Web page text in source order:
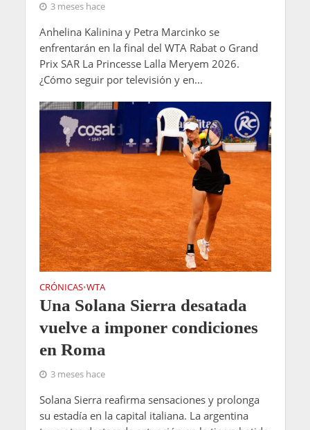
3 meses hace
Anhelina Kalinina y Petra Marcinko se
enfrentarán en la final del WTA Rabat o Grand
Prix SAR La Princesse Lalla Meryem 2026.
¿Cómo seguir por televisión y en...
CRÓNICAS•WTA
Una Solana Sierra desatada
vuelve a imponer condiciones
en Roma
3 meses hace
Solana Sierra reafirma sensaciones y prolonga
su estadía en la capital italiana. La argentina